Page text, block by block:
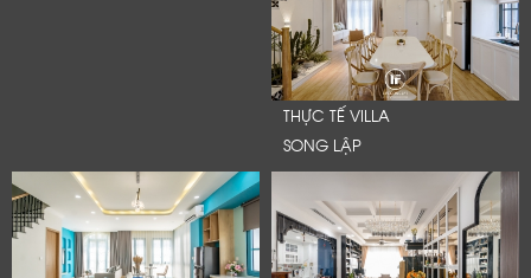
THỰC TẾ VILLA
SONG LẬP